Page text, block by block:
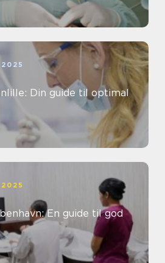
Din guide til optimal
En guide til god